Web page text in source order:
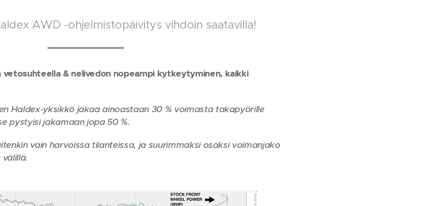
AWD -ohjelmistopäivitys vihdoin saatavilla!
vetosuhteella & nelivedon nopeampi kytkeytyminen, kaikki
Haldex-yksikkö jakaa ainoastaan 30 % voimasta takapyörille
pystyisi jakamaan jopa 50 %.
vain harvoissa tilanteissa, ja suurimmaksi osaksi voimanjako